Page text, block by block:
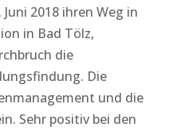
2018 ihren Weg in
in Bad Tölz,
die
Die
und die
Sehr positiv bei den